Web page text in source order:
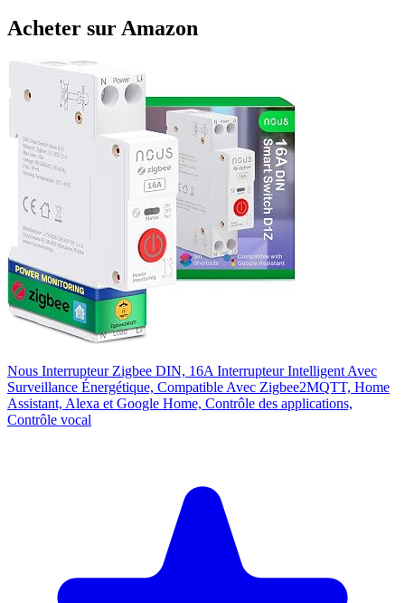
Acheter sur Amazon
Nous Interrupteur Zigbee DIN, 16A Interrupteur Intelligent Avec
Surveillance Énergétique, Compatible Avec Zigbee2MQTT, Home
Assistant, Alexa et Google Home, Contrôle des applications,
Contrôle vocal